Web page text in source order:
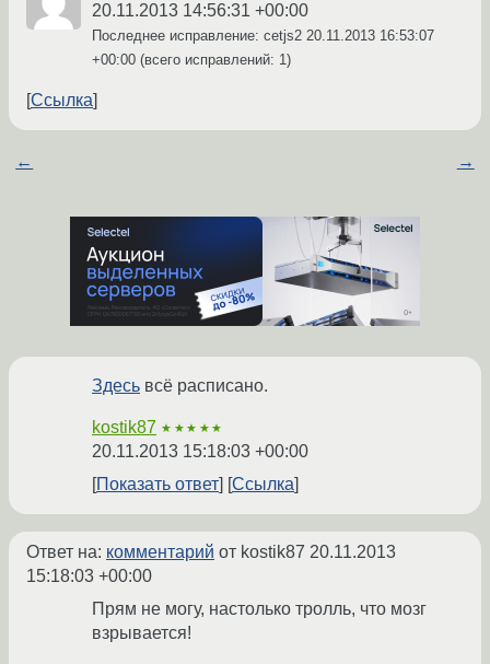
20.11.2013 14:56:31 +00:00
Последнее исправление: cetjs2 20.11.2013 16:53:07
+00:00 (всего исправлений: 1)
Ссылка
← →
Здесь всё расписано.
kostik87 ★★★★★
20.11.2013 15:18:03 +00:00
Показать ответ
Ссылка
Ответ на: комментарий от kostik87 20.11.2013
15:18:03 +00:00
Прям не могу, настолько тролль, что мозг
взрывается!